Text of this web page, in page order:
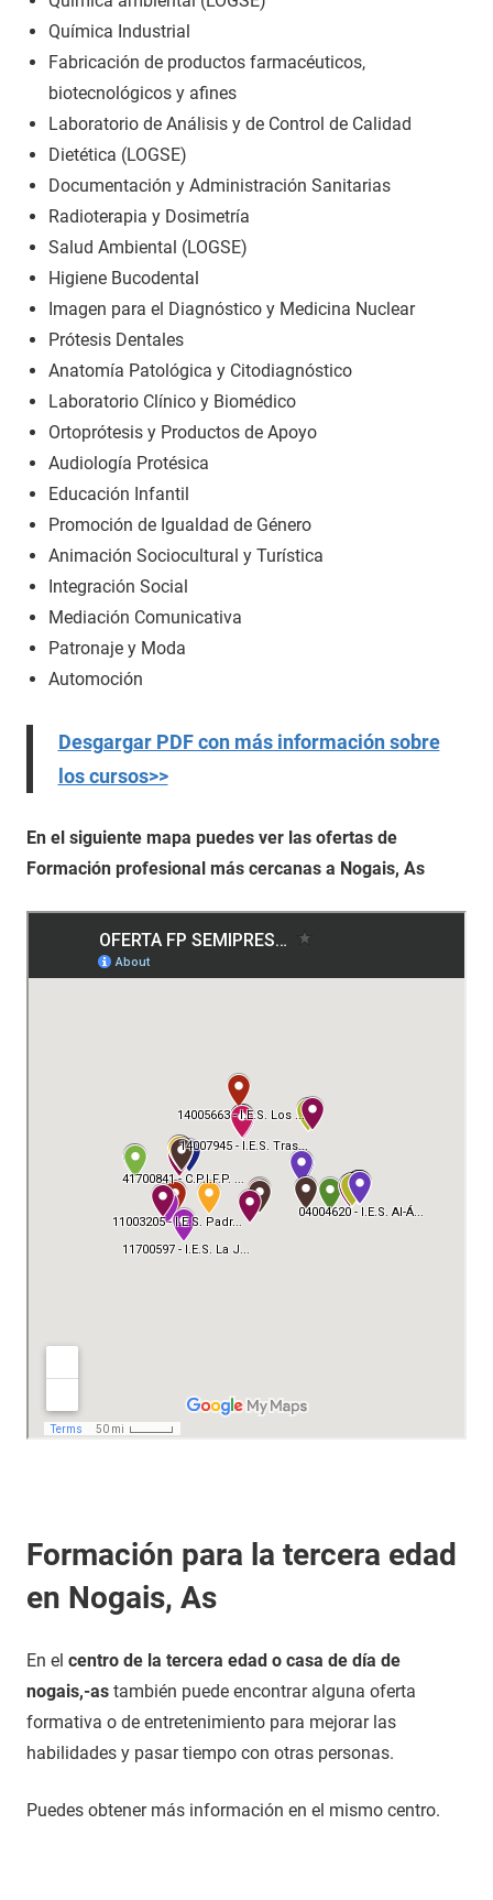
Química Industrial
Fabricación de productos farmacéuticos,
biotecnológicos y afines
Laboratorio de Análisis y de Control de Calidad
Dietética (LOGSE)
Documentación y Administración Sanitarias
Radioterapia y Dosimetría
Salud Ambiental (LOGSE)
Higiene Bucodental
Imagen para el Diagnóstico y Medicina Nuclear
Prótesis Dentales
Anatomía Patológica y Citodiagnóstico
Laboratorio Clínico y Biomédico
Ortoprótesis y Productos de Apoyo
Audiología Protésica
Educación Infantil
Promoción de Igualdad de Género
Animación Sociocultural y Turística
Integración Social
Mediación Comunicativa
Patronaje y Moda
Automoción
Desgargar PDF con más información sobre
los cursos>>
En el siguiente mapa puedes ver las ofertas de
Formación profesional más cercanas a Nogais, As
Formación para la tercera edad
en Nogais, As
En el centro de la tercera edad o casa de día de
nogais,-as también puede encontrar alguna oferta
formativa o de entretenimiento para mejorar las
habilidades y pasar tiempo con otras personas.
Puedes obtener más información en el mismo centro.